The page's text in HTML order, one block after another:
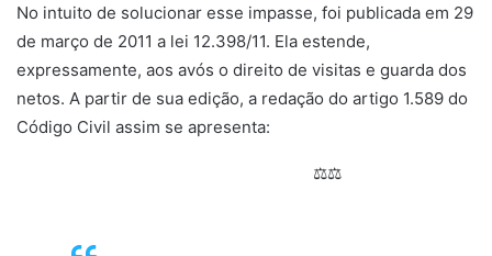
No intuito de solucionar esse impasse, foi publicada em 29
de março de 2011 a lei 12.398/11. Ela estende,
expressamente, aos avós o direito de visitas e guarda dos
netos. A partir de sua edição, a redação do artigo 1.589 do
Código Civil assim se apresenta:
⚖⚖